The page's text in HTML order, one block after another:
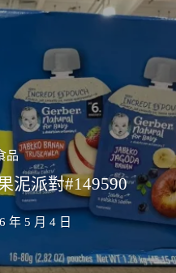
品
泥派對#149590
年 5 月 4 日